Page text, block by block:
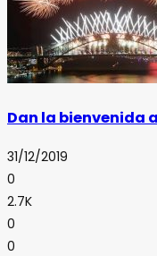
Dan la bienvenida
31/12/2019
0
2.7K
0
0